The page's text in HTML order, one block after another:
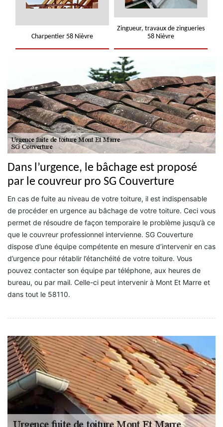
Charpentier 58 Nièvre
Zingueur, travaux de zingueries
58 Nièvre
Dans l’urgence, le bâchage est proposé
par le couvreur pro SG Couverture
En cas de fuite au niveau de votre toiture, il est indispensable
de procéder en urgence au bâchage de votre toiture. Ceci vous
permet de résoudre de façon temporaire le problème jusqu’à ce
que le couvreur professionnel intervienne. SG Couverture
dispose d’une équipe compétente en mesure d’intervenir en cas
d’urgence pour rétablir l’étanchéité de votre toiture. Vous
pouvez contacter son équipe par téléphone, aux heures de
bureau, ou par mail. Celle-ci peut intervenir à Mont Et Marre et
dans tout le 58110.